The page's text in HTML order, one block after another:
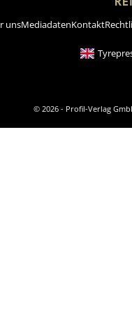
unsMediadatenKontakt
© 2026 - Profil-Verlag